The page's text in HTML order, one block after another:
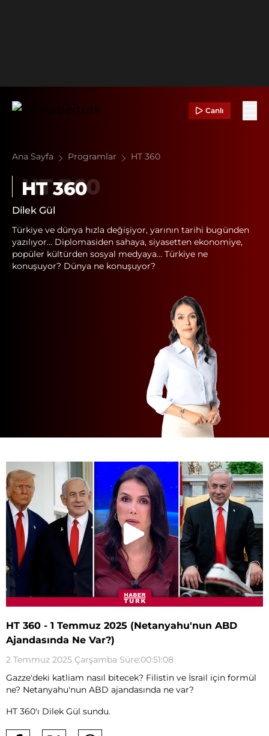
Canlı
Ana Sayfa Programlar HT 360
HT 360
Dilek Gül
Türkiye ve dünya hızla değişiyor, yarının tarihi bugünden
yazılıyor… Diplomasiden sahaya, siyasetten ekonomiye,
popüler kültürden sosyal medyaya… Türkiye ne
konuşuyor? Dünya ne konuşuyor?
HT 360 - 1 Temmuz 2025 (Netanyahu'nun ABD
Ajandasında Ne Var?)
2 Temmuz 2025 Çarşamba Süre:00:51:08
Gazze'deki katliam nasıl bitecek? Filistin ve İsrail için formül
ne? Netanyahu'nun ABD ajandasında ne var?
HT 360'ı Dilek Gül sundu.